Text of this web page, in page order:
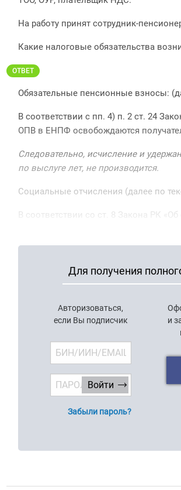
На работу принят сотрудник-
Какие налоговые обязательства
ОТВЕТ
Обязательные пенсионные взносы:
В соответствии с пп. 4) п. 2 ст. 24
ОПВ в ЕНПФ освобождаются
Следовательно, исчисление и
по выслуге лет, не производится.
Социальные отчисления (далее по
В соответствии со ст. 8 Закона РК
Для получения
Авторизоваться,
если Вы подписчик
Забыли пароль?
и